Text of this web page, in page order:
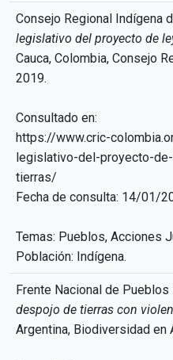
Consejo Regional Indígena
legislativo del proyecto de
Cauca, Colombia, Consejo
2019.
Consultado en:
https://www.cric-
legislativo-del-proyecto-
tierras/
Fecha de consulta: 14/01/
Temas: Pueblos, Acciones
Población: Indígena.
Frente Nacional de Pueblos
despojo de tierras con
Argentina, Biodiversidad en